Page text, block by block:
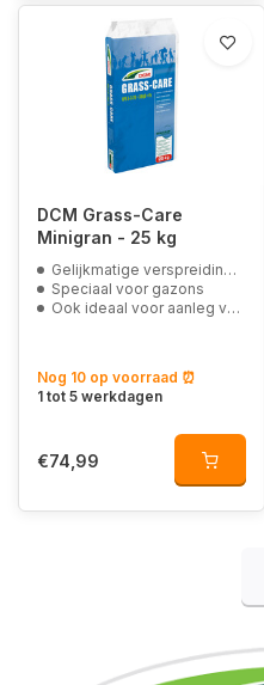
DCM Grass-Care
Minigran - 25 kg
Gelijkmatige verspreiding en snelle opname
Speciaal voor gazons
Ook ideaal voor aanleg van een nieuwe grasmat
Nog 10 op voorraad ⏰
1 tot 5 werkdagen
€74,99